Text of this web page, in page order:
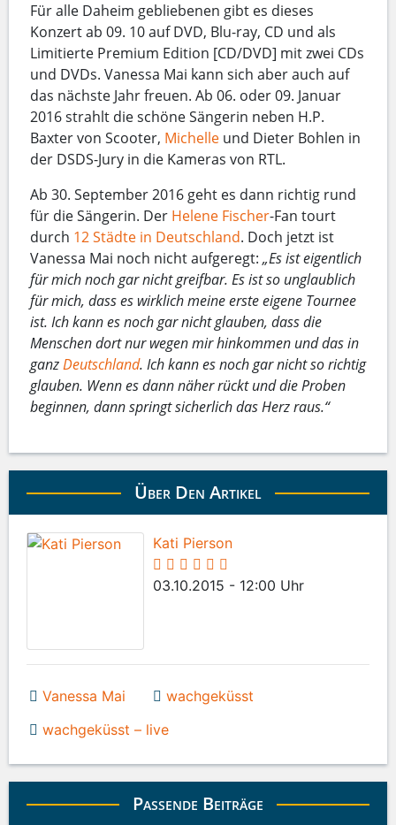
Für alle Daheim gebliebenen gibt es dieses
Konzert ab 09. 10 auf DVD, Blu-ray, CD und als
Limitierte Premium Edition [CD/DVD] mit zwei CDs
und DVDs. Vanessa Mai kann sich aber auch auf
das nächste Jahr freuen. Ab 06. oder 09. Januar
2016 strahlt die schöne Sängerin neben H.P.
Baxter von Scooter, Michelle und Dieter Bohlen in
der DSDS-Jury in die Kameras von RTL.
Ab 30. September 2016 geht es dann richtig rund
für die Sängerin. Der Helene Fischer-Fan tourt
durch 12 Städte in Deutschland. Doch jetzt ist
Vanessa Mai noch nicht aufgeregt: „Es ist eigentlich
für mich noch gar nicht greifbar. Es ist so unglaublich
für mich, dass es wirklich meine erste eigene Tournee
ist. Ich kann es noch gar nicht glauben, dass die
Menschen dort nur wegen mir hinkommen und das in
ganzDeutschland. Ich kann es noch gar nicht so richtig
glauben. Wenn es dann näher rückt und die Proben
beginnen, dann springt sicherlich das Herz raus.“
Über Den Artikel
Kati Pierson
03.10.2015 - 12:00 Uhr
Vanessa Mai
wachgeküsst
wachgeküsst – live
Passende Beiträge